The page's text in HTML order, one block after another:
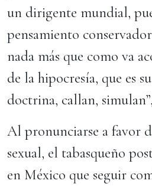
un dirigente mundial,
pensamiento
nada más que como va
de la hipocresía, que es
doctrina, callan,
Al pronunciarse a favor
sexual, el tabasqueño
en México que seguir